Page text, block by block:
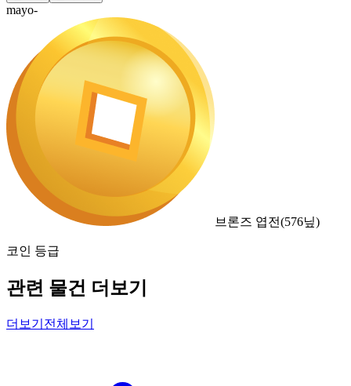
mayo-
브론즈 엽전(576닢)
코인 등급
관련 물건 더보기
더보기 전체보기